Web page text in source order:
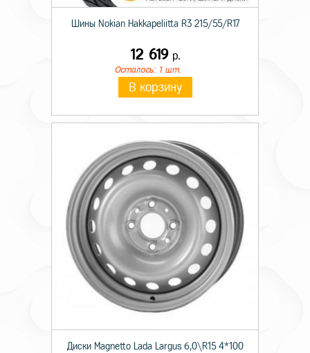
Шины Nokian Hakkapeliitta R3 215/55/R17
12 619р.
Осталось: 1 шт.
В корзину
Диски Magnetto Lada Largus 6,0\R15 4*100